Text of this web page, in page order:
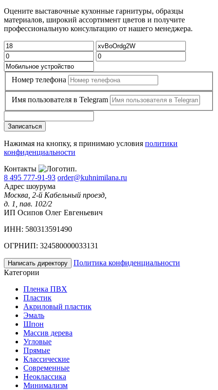
Оцените выставочные кухонные гарнитуры, образцы
материалов, широкий ассортимент цветов и получите
профессиональную консультацию от нашего менеджера.
Номер телефона
Имя пользователя в Telegram
Записаться
Нажимая на кнопку, я принимаю условия политики
конфиденциальности
Контакты
8 495 777-91-93 order@kuhnimilana.ru
Адрес шоурума
Москва, 2-й Кабельный проезд,
д. 1, пав. 102/2
ИП Осипов Олег Евгеньевич
ИНН: 580313591490
ОГРНИП: 324580000033131
Написать директору
Политика конфиденциальности
Категории
Пленка ПВХ
Пластик
Акриловый пластик
Эмаль
Шпон
Массив дерева
Угловые
Прямые
Классические
Современные
Неоклассика
Минимализм